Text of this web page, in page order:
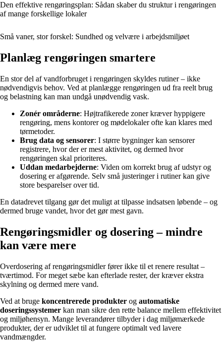
Den effektive rengøringsplan: Sådan skaber du struktur i rengøringen
af mange forskellige lokaler
Små vaner, stor forskel: Sundhed og velvære i arbejdsmiljøet
Planlæg rengøringen smartere
En stor del af vandforbruget i rengøringen skyldes rutiner – ikke
nødvendigvis behov. Ved at planlægge rengøringen ud fra reelt brug
og belastning kan man undgå unødvendig vask.
Zonér områderne: Højtrafikerede zoner kræver hyppigere
rengøring, mens kontorer og mødelokaler ofte kan klares med
tørmetoder.
Brug data og sensorer: I større bygninger kan sensorer
registrere, hvor der er mest aktivitet, og dermed hvor
rengøringen skal prioriteres.
Uddan medarbejderne: Viden om korrekt brug af udstyr og
dosering er afgørende. Selv små justeringer i rutiner kan give
store besparelser over tid.
En datadrevet tilgang gør det muligt at tilpasse indsatsen løbende – og
dermed bruge vandet, hvor det gør mest gavn.
Rengøringsmidler og dosering – mindre
kan være mere
Overdosering af rengøringsmidler fører ikke til et renere resultat –
tværtimod. For meget sæbe kan efterlade rester, der kræver ekstra
skylning og dermed mere vand.
Ved at bruge koncentrerede produkter og automatiske
doseringssystemer kan man sikre den rette balance mellem effektivitet
og miljøhensyn. Mange leverandører tilbyder i dag miljømærkede
produkter, der er udviklet til at fungere optimalt ved lavere
vandmængder.